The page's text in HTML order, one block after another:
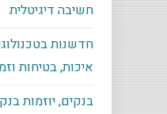
חשיבה דיגיטלית
חדשנות
איכות, בטיחות
בנקים, יוזמות